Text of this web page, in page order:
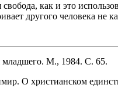
как и это
другого человека не
М., 1984. С. 65.
О христианском